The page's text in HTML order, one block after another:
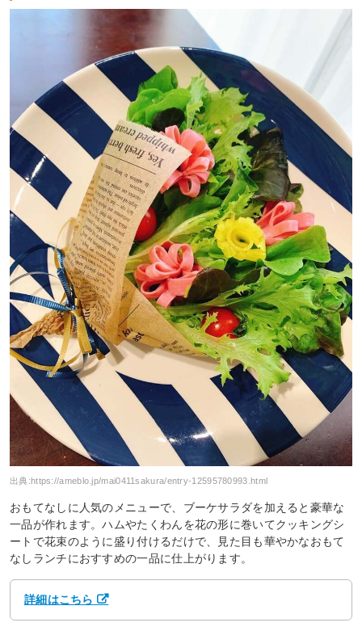
出典:https://ameblo.jp/mai0411sakura/entry-12595780993.html
おもてなしに人気のメニューで、ブーケサラダを加えると豪華な
一品が作れます。ハムやたくわんを花の形に巻いてクッキングシ
ートで花束のように盛り付けるだけで、見た目も華やかなおもて
なしランチにおすすめの一品に仕上がります。
詳細はこちら